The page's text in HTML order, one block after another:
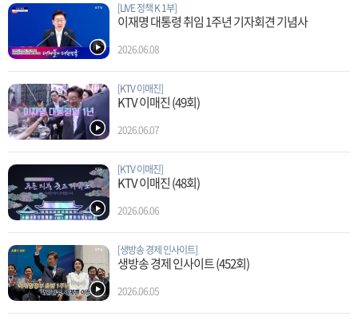
[LIVE 정책 K 1부]
이재명 대통령 취임 1주년 기자회견 기념사
2026.06.08
[KTV 이매진]
KTV 이매진 (49회)
2026.06.07
[KTV 이매진]
KTV 이매진 (48회)
2026.06.06
[생방송 경제 인사이트]
생방송 경제 인사이트 (452회)
2026.06.05